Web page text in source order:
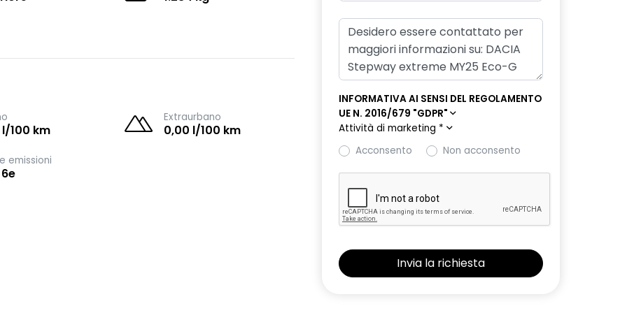
100 km
Extraurbano
0,00 l/100 km
emissioni
INFORMATIVA AI SENSI DEL REGOLAMENTO
UE N. 2016/679 "GDPR"
Attività di marketing *
Acconsento
Non acconsento